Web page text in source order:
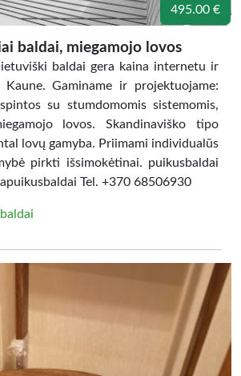
495.00 €
baldai, miegamojo lovos
baldai gera kaina internetu ir
Kaune. Gaminame ir projektuojame:
su stumdomomis sistemomis,
lovos. Skandinaviško tipo
lovų gamyba. Priimami individualūs
pirkti išsimokėtinai. puikusbaldai
Tel. +370 68506930